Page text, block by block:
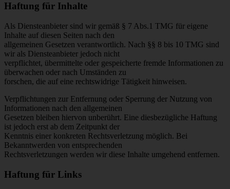
Haftung für Inhalte
Als Diensteanbieter sind wir gemäß § 7 Abs.1 TMG für eigene
Inhalte auf diesen Seiten nach den
allgemeinen Gesetzen verantwortlich. Nach §§ 8 bis 10 TMG sind
wir als Diensteanbieter jedoch nicht
verpflichtet, übermittelte oder gespeicherte fremde Informationen zu
überwachen oder nach Umständen zu
forschen, die auf eine rechtswidrige Tätigkeit hinweisen.
Verpflichtungen zur Entfernung oder Sperrung der Nutzung von
Informationen nach den allgemeinen
Gesetzen bleiben hiervon unberührt. Eine diesbezügliche Haftung
ist jedoch erst ab dem Zeitpunkt der
Kenntnis einer konkreten Rechtsverletzung möglich. Bei
Bekanntwerden von entsprechenden
Rechtsverletzungen werden wir diese Inhalte umgehend entfernen.
Haftung für Links